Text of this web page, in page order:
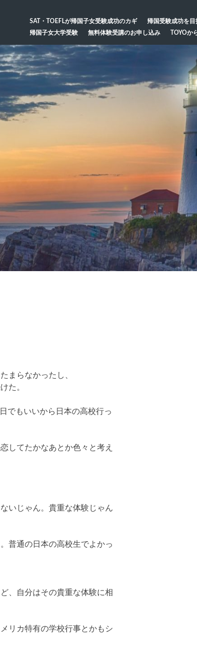
SAT・TOEFLが帰国子女受験成功のカギ 帰国受験成功を目
帰国子女大学受験
無料体験受講のお申し込み TOYOか
まらなかったし、
た。
でもいいから日本の高校行っ
してたかなあとか色々と考え
いじゃん。貴重な体験じゃん
普通の日本の高校生でよかっ
、自分はその貴重な体験に相
リカ特有の学校行事とかもシ